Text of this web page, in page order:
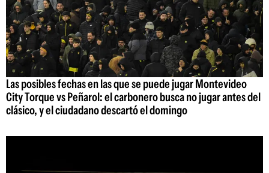
Las posibles fechas en las que se puede jugar Montevideo
City Torque vs Peñarol: el carbonero busca no jugar antes del
clásico, y el ciudadano descartó el domingo